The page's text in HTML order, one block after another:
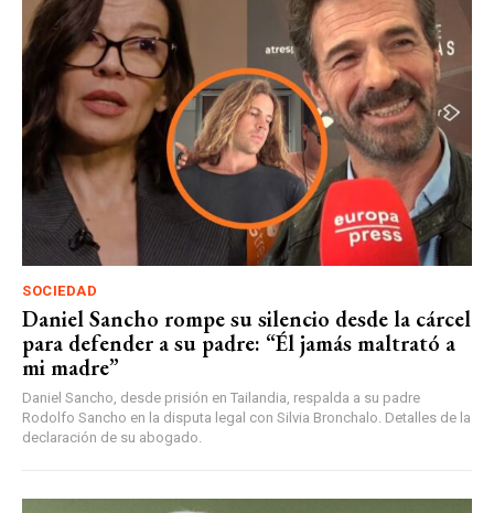
SOCIEDAD
Daniel Sancho rompe su silencio desde la cárcel
para defender a su padre: “Él jamás maltrató a
mi madre”
Daniel Sancho, desde prisión en Tailandia, respalda a su padre
Rodolfo Sancho en la disputa legal con Silvia Bronchalo. Detalles de la
declaración de su abogado.